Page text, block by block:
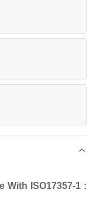
With ISO17357-1 :